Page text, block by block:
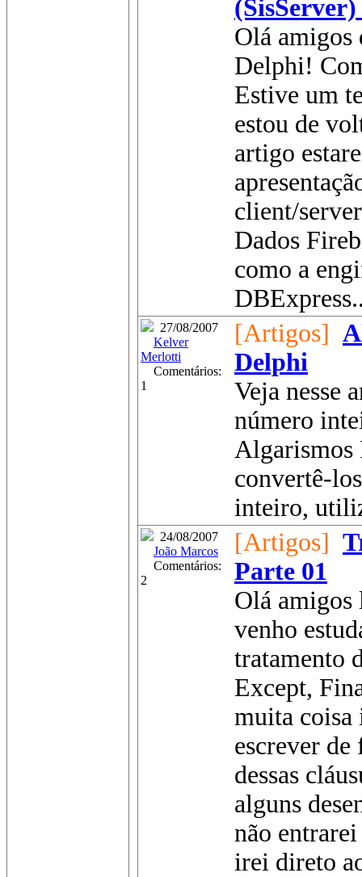
Olá
Delphi!
Estive um
estou de
artigo
client/
Dados
como a
27/08/2007
Kelver
Merlotti
Comentários:
1
[Artigos]
Delphi
Veja nesse
número
Algarismos
convertê-
inteiro,
24/08/2007
João Marcos
Comentários:
2
[Artigos]
Parte 01
Olá amigos
venho
tratamento
Except,
muita coisa
escrever
dessas
alguns
não
irei direto